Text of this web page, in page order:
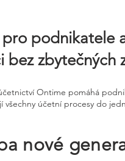
podnikatele
bez zbytečných
Ontime pomáhá
účetní procesy do
nové